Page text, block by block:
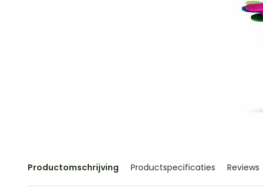
Productomschrijving Productspecificaties Reviews